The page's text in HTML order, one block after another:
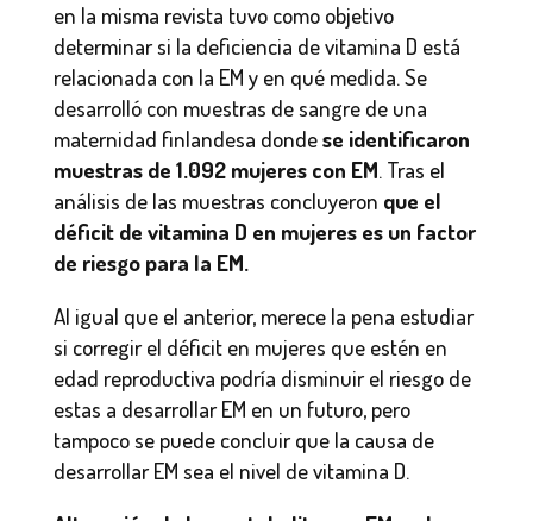
en la misma revista tuvo como objetivo
determinar si la deficiencia de vitamina D está
relacionada con la EM y en qué medida. Se
desarrolló con muestras de sangre de una
maternidad finlandesa dondese identificaron
muestras de 1.092 mujeres con EM. Tras el
análisis de las muestras concluyeron que el
déficit de vitamina D en mujeres es un factor
de riesgo para la EM.
Al igual que el anterior, merece la pena estudiar
si corregir el déficit en mujeres que estén en
edad reproductiva podría disminuir el riesgo de
estas a desarrollar EM en un futuro, pero
tampoco se puede concluir que la causa de
desarrollar EM sea el nivel de vitamina D.